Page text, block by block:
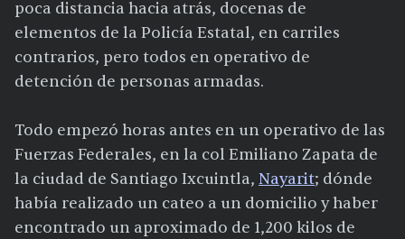
poca distancia hacia atrás, docenas de
elementos de la Policía Estatal, en carriles
contrarios, pero todos en operativo de
detención de personas armadas.
Todo empezó horas antes en un operativo de las
Fuerzas Federales, en la col Emiliano Zapata de
la ciudad de Santiago Ixcuintla, Nayarit; dónde
había realizado un cateo a un domicilio y haber
encontrado un aproximado de 1,200 kilos de